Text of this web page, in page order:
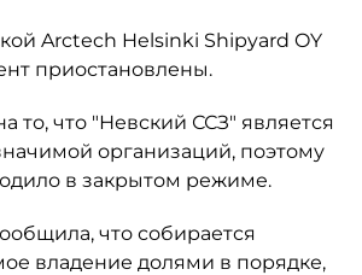
Arctech Helsinki Shipyard OY
приостановлены.
то, что "Невский ССЗ" является
организаций, поэтому
в закрытом режиме.
что собирается
владение долями в порядке,